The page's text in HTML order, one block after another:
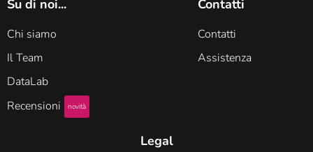
Su di noi...
Chi siamo
Il Team
DataLab
Recensioni
novità
Contatti
Contatti
Assistenza
Legal